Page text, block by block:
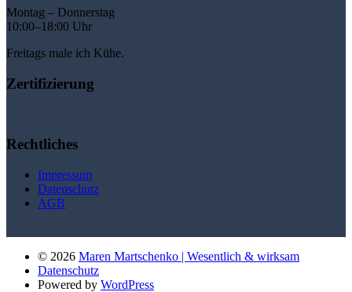
Montag – Donnerstag
10:00–18:00 Uhr
Freitags male ich Kühe.
Zertifizierung
Rechtliches
Impressum
Datenschutz
AGB
© 2026 Maren Martschenko | Wesentlich & wirksam
Datenschutz
Powered by WordPress